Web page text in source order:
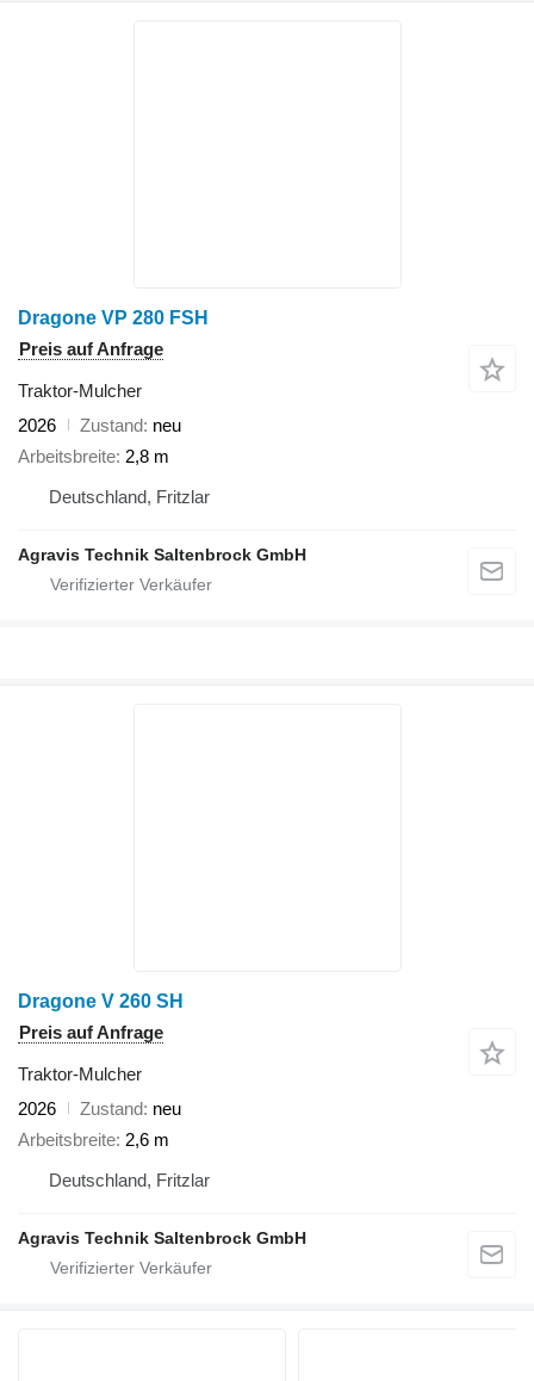
Dragone VP 280 FSH
Preis auf Anfrage
Traktor-Mulcher
2026
Zustand neu
Arbeitsbreite 2,8 m
Deutschland, Fritzlar
Agravis Technik Saltenbrock GmbH
Dragone V 260 SH
Preis auf Anfrage
Traktor-Mulcher
2026
Zustand neu
Arbeitsbreite 2,6 m
Deutschland, Fritzlar
Agravis Technik Saltenbrock GmbH